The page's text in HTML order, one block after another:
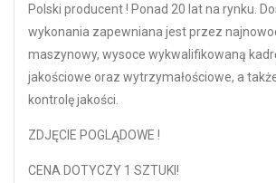
Polski producent ! Ponad 20 lat na rynku.
wykonania zapewniana jest przez
maszynowy, wysoce wykwalifikowaną
jakościowe oraz wytrzymałościowe, a
kontrolę jakości.
ZDJĘCIE POGLĄDOWE !
CENA DOTYCZY 1 SZTUKI!